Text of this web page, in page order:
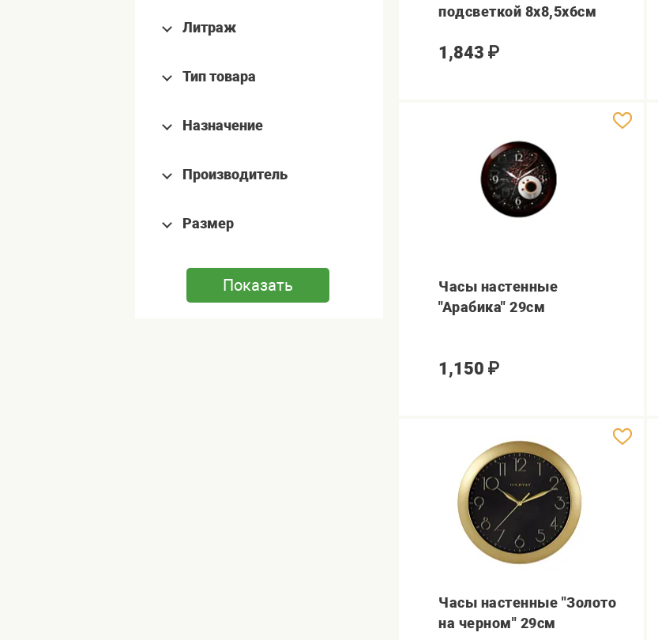
Литраж
Тип товара
Назначение
Производитель
Размер
подсветкой 8х8,5х6см
1,843 ₽
Часы настенные
"Арабика" 29см
1,150 ₽
Часы настенные "Золото
на черном" 29см